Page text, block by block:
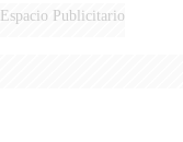
Espacio Publicitario